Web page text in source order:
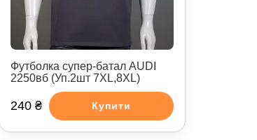
Футболка супер-батал AUDI
2250вб (Уп.2шт 7XL,8XL)
240 ₴ Купити